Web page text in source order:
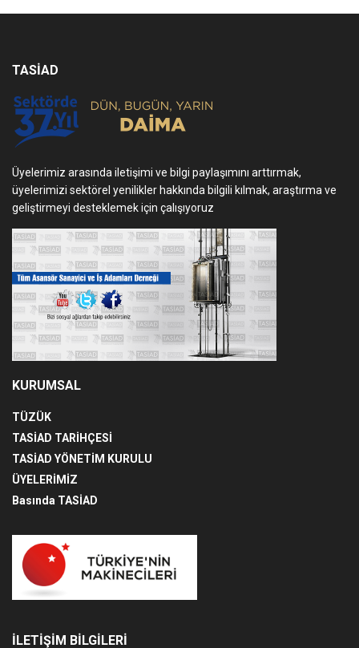
TASİAD
Üyelerimiz arasında iletişimi ve bilgi paylaşımını arttırmak,
üyelerimizi sektörel yenilikler hakkında bilgili kılmak, araştırma ve
geliştirmeyi desteklemek için çalışıyoruz
KURUMSAL
TÜZÜK
TASİAD TARİHÇESİ
TASİAD YÖNETİM KURULU
ÜYELERİMİZ
Basında TASİAD
İLETİŞİM BİLGİLERİ